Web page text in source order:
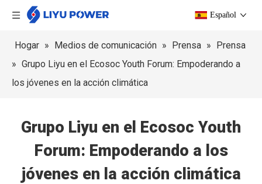
Español
Hogar » Medios de comunicación » Prensa » Prensa
» Grupo Liyu en el Ecosoc Youth Forum: Empoderando a
los jóvenes en la acción climática
Grupo Liyu en el Ecosoc Youth
Forum: Empoderando a los
jóvenes en la acción climática